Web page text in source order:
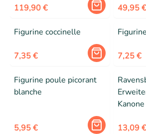
119,90 € 49,95 €
Figurine coccinelle
7,35 € 7,25 €
Figurine poule picorant
blanche
5,95 € 13,09 €